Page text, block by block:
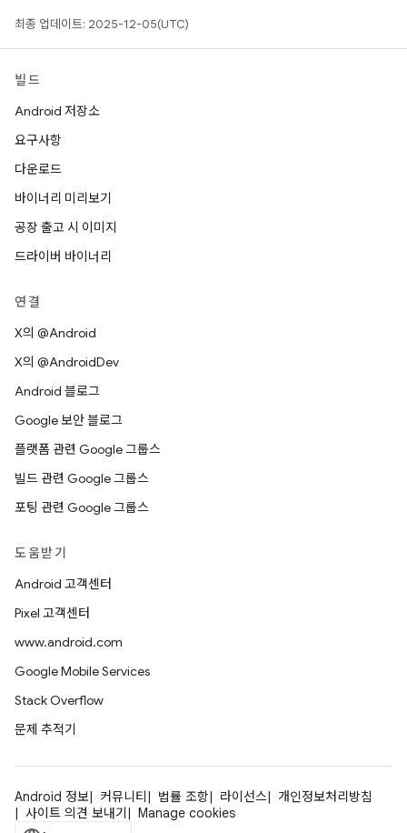
최종 업데이트: 2025-12-05(UTC)
빌드
Android 저장소
요구사항
다운로드
바이너리 미리보기
공장 출고 시 이미지
드라이버 바이너리
연결
X의 @Android
X의 @AndroidDev
Android 블로그
Google 보안 블로그
플랫폼 관련 Google 그룹스
빌드 관련 Google 그룹스
포팅 관련 Google 그룹스
도움받기
Android 고객센터
Pixel 고객센터
www.android.com
Google Mobile Services
Stack Overflow
문제 추적기
Android 정보 커뮤니티 법률 조항 라이선스
개인정보처리방침
사이트 의견 보내기
Manage cookies